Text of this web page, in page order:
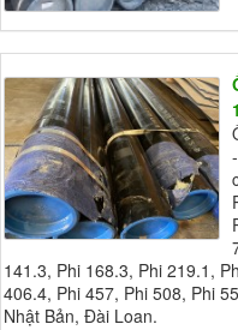
141.3, Phi 168.3, Phi 219.1,
406.4, Phi 457, Phi 508, Phi
Nhật Bản, Đài Loan.